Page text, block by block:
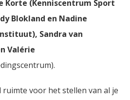
Korte (Kenniscentrum Sport
Blokland en Nadine
Sandra van
Valérie
ruimte voor het stellen van al je